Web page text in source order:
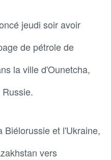
jeudi soir avoir
de pétrole de
la ville d'Ounetcha,
Biélorussie et l'Ukraine,
vers